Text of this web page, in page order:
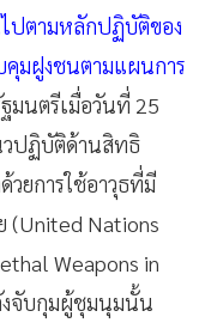
ปตามหลักปฏิบัติของ
คุมฝูงชนตามแผนการ
มนตรีเมื่อวันที่ 25
วปฏิบัติด้านสิทธิ
ยการใช้อาวุธที่มี
(United Nations
Weapons in
งจับกุมผู้ชุมนุมนั้น